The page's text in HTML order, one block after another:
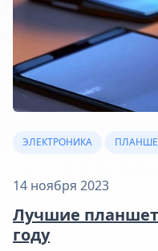
ЭЛЕКТРОНИКА
14 ноября 2023
Лучшие
году